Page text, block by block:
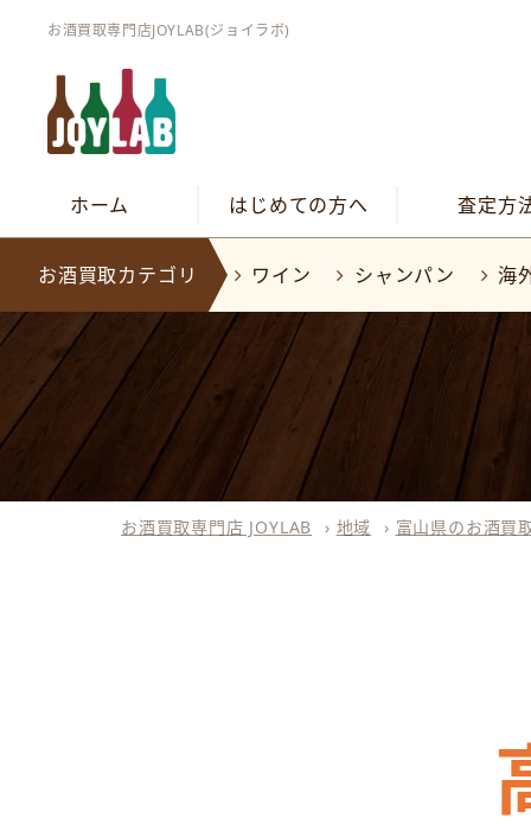
お酒買取専門店JOYLAB(ジョイラボ)
ホーム はじめての方へ 査定方
お酒買取カテゴリ ワイン シャンパン 海
お酒買取専門店 JOYLAB › 地域 › 富山県のお酒買